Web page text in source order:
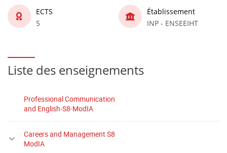
ECTS
5
Établissement
INP - ENSEEIHT
Liste des enseignements
Professional Communication
and English-S8-ModIA
Careers and Management S8
ModIA